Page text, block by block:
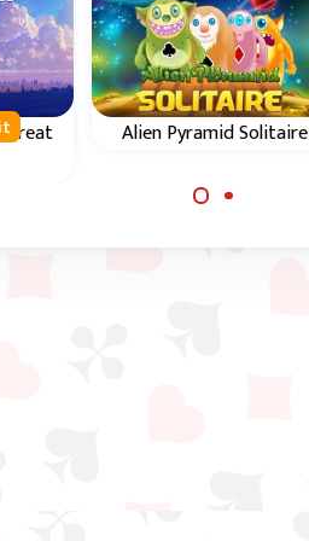
Great
Alien Pyramid Solitaire
Help de buitenaardse
kaartspel.